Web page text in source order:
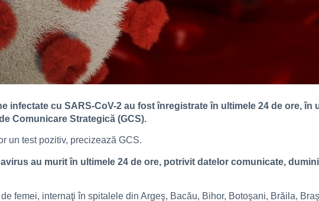
infectate cu SARS-CoV-2 au fost înregistrate în ultimele 24 de ore, în
Comunicare Strategică (GCS).
un test pozitiv, precizează GCS.
au murit în ultimele 24 de ore, potrivit datelor comunicate,
femei, internaţi în spitalele din Argeş, Bacău, Bihor, Botoşani, Brăila,